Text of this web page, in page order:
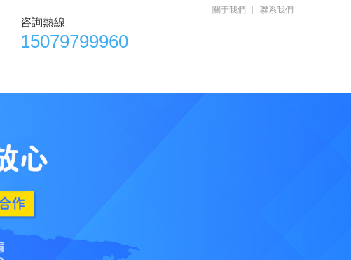
關于我們 聯系我們
咨詢熱線
15079799960